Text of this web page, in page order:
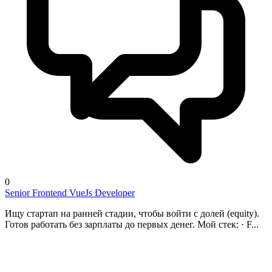
0
Senior Frontend VueJs Developer
Ищу стартап на ранней стадии, чтобы войти с долей (equity).
Готов работать без зарплаты до первых денег. Мой стек: · F...